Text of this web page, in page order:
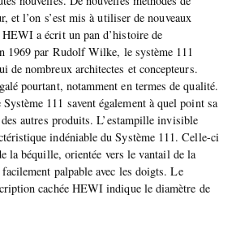
et l’on s’est mis à utiliser de nouveaux
a écrit un pan d’histoire de
1969 par Rudolf Wilke, le système 111
de nombreux architectes et concepteurs.
pourtant, notamment en termes de qualité.
111 savent également à quel point sa
autres produits. L’estampille invisible
indéniable du Système 111. Celle-ci
la béquille, orientée vers le vantail de la
palpable avec les doigts. Le
cachée HEWI indique le diamètre de